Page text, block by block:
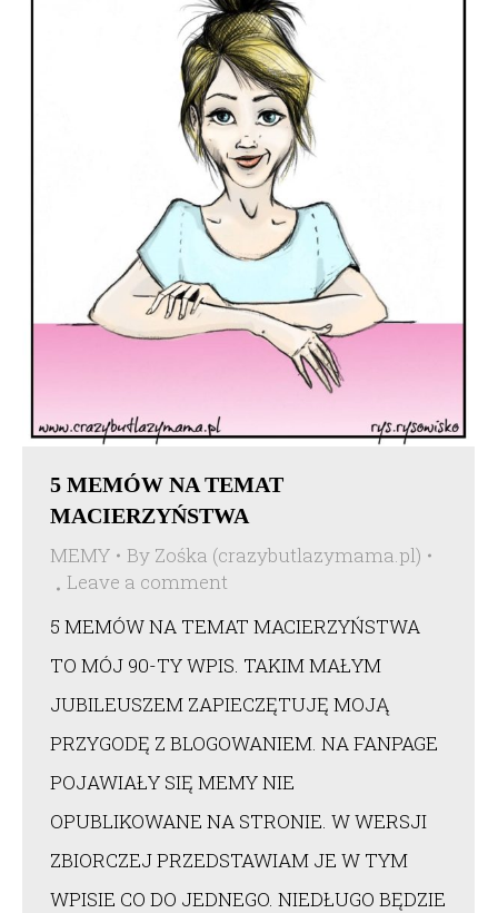
5 MEMÓW NA TEMAT
MACIERZYŃSTWA
MEMY By Zośka (crazybutlazymama.pl)
Leave a comment
5 MEMÓW NA TEMAT MACIERZYŃSTWA
TO MÓJ 90-TY WPIS. TAKIM MAŁYM
JUBILEUSZEM ZAPIECZĘTUJĘ MOJĄ
PRZYGODĘ Z BLOGOWANIEM. NA FANPAGE
POJAWIAŁY SIĘ MEMY NIE
OPUBLIKOWANE NA STRONIE. W WERSJI
ZBIORCZEJ PRZEDSTAWIAM JE W TYM
WPISIE CO DO JEDNEGO. NIEDŁUGO BĘDZIE